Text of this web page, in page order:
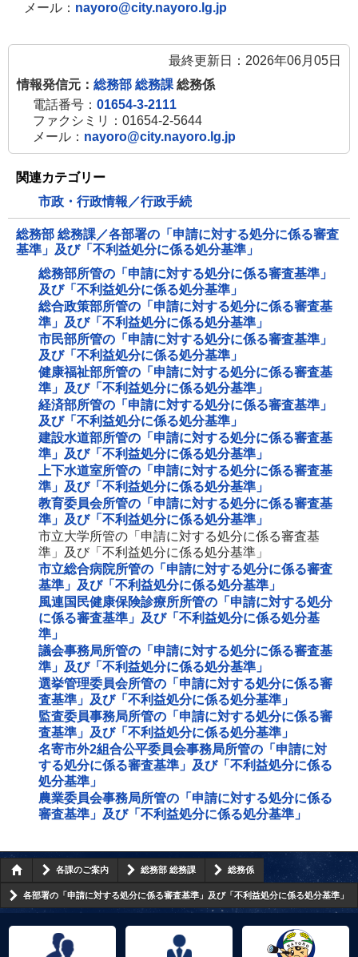
メール： nayoro@city.nayoro.lg.jp
最終更新日：2026年06月05日
情報発信元： 総務部 総務課 総務係
電話番号： 01654-3-2111
ファクシミリ：01654-2-5644
メール： nayoro@city.nayoro.lg.jp
関連カテゴリー
市政・行政情報／行政手続
総務部 総務課／各部署の「申請に対する処分に係る審査
基準」及び「不利益処分に係る処分基準」
総務部所管の「申請に対する処分に係る審査基準」
及び「不利益処分に係る処分基準」
総合政策部所管の「申請に対する処分に係る審査基
準」及び「不利益処分に係る処分基準」
市民部所管の「申請に対する処分に係る審査基準」
及び「不利益処分に係る処分基準」
健康福祉部所管の「申請に対する処分に係る審査基
準」及び「不利益処分に係る処分基準」
経済部所管の「申請に対する処分に係る審査基準」
及び「不利益処分に係る処分基準」
建設水道部所管の「申請に対する処分に係る審査基
準」及び「不利益処分に係る処分基準」
上下水道室所管の「申請に対する処分に係る審査基
準」及び「不利益処分に係る処分基準」
教育委員会所管の「申請に対する処分に係る審査基
準」及び「不利益処分に係る処分基準」
市立大学所管の「申請に対する処分に係る審査基
準」及び「不利益処分に係る処分基準」
市立総合病院所管の「申請に対する処分に係る審査
基準」及び「不利益処分に係る処分基準」
風連国民健康保険診療所所管の「申請に対する処分
に係る審査基準」及び「不利益処分に係る処分基
準」
議会事務局所管の「申請に対する処分に係る審査基
準」及び「不利益処分に係る処分基準」
選挙管理委員会所管の「申請に対する処分に係る審
査基準」及び「不利益処分に係る処分基準」
監査委員事務局所管の「申請に対する処分に係る審
査基準」及び「不利益処分に係る処分基準」
名寄市外2組合公平委員会事務局所管の「申請に対
する処分に係る審査基準」及び「不利益処分に係る
処分基準」
農業委員会事務局所管の「申請に対する処分に係る
審査基準」及び「不利益処分に係る処分基準」
各課のご案内 総務部 総務課 総務係
各部署の「申請に対する処分に係る審査基準」及び「不利益処分に係る処分基準」